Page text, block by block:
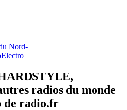
Nord-
Electro
radios du monde
de radio.fr